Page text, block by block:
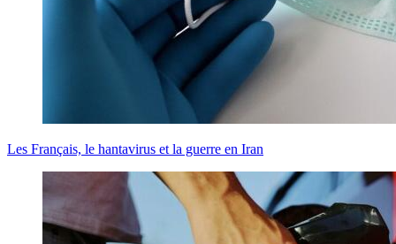
Les Français, le hantavirus et la guerre en Iran